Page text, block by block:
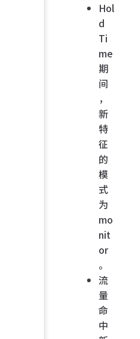
Hol
d
Ti
me
期
间
，
新
特
征
的
模
式
为
mo
nit
or
。
流
量
命
中